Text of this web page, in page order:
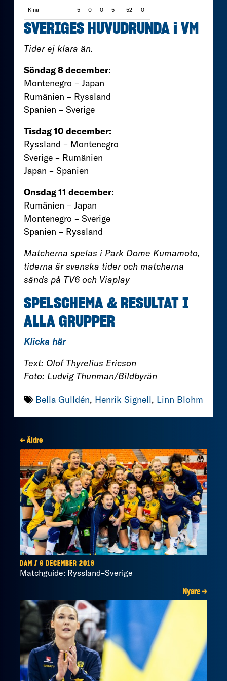
Kina 5 0 0 5 –52 0
SVERIGES HUVUDRUNDA i VM
Tider ej klara än.
Söndag 8 december:
Montenegro – Japan
Rumänien – Ryssland
Spanien – Sverige
Tisdag 10 december:
Ryssland – Montenegro
Sverige – Rumänien
Japan – Spanien
Onsdag 11 december:
Rumänien – Japan
Montenegro – Sverige
Spanien – Ryssland
Matcherna spelas i Park Dome Kumamoto,
tiderna är svenska tider och matcherna
sänds på TV6 och Viaplay
SPELSCHEMA & RESULTAT I
ALLA GRUPPER
Klicka här
Text: Olof Thyrelius Ericson
Foto: Ludvig Thunman/Bildbyrån
Bella Gulldén, Henrik Signell, Linn Blohm
← Äldre
DAM / 6 DECEMBER 2019
Matchguide: Ryssland–Sverige
Nyare →